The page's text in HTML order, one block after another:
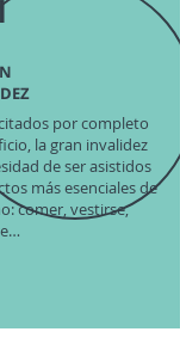
por completo
la gran invalidez
de ser asistidos
más esenciales de
comer, vestirse,